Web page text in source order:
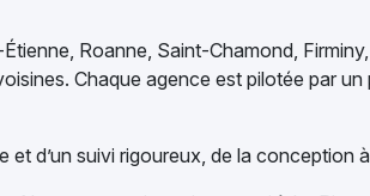
Roanne, Saint-Chamond,
Chaque agence est pilotée par
d’un suivi rigoureux, de la conception